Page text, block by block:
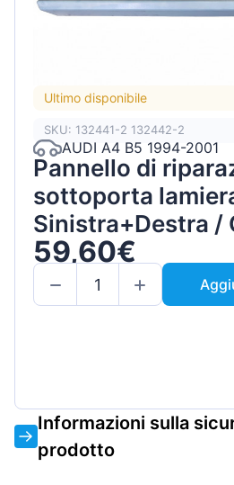
Ultimo disponibile
SKU: 132441-2 132442-2
AUDI A4 B5 1994-2001
Pannello di
sottoporta
Sinistra+Destra /
SEDAN / Set
59,60€
Informazioni sulla
prodotto